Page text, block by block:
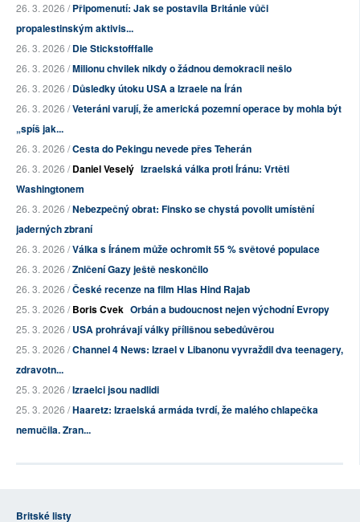
26. 3. 2026 /Připomenutí: Jak se postavila Británie vůči
propalestinským aktivis...
26. 3. 2026 /Die Stickstofffalle
26. 3. 2026 /Milionu chvilek nikdy o žádnou demokracii nešlo
26. 3. 2026 /Důsledky útoku USA a Izraele na Írán
26. 3. 2026 /Veteráni varují, že americká pozemní operace by mohla být
„spíš jak...
26. 3. 2026 /Cesta do Pekingu nevede přes Teherán
26. 3. 2026 /Daniel Veselý Izraelská válka proti Íránu: Vrtěti
Washingtonem
26. 3. 2026 /Nebezpečný obrat: Finsko se chystá povolit umístění
jaderných zbraní
26. 3. 2026 /Válka s Íránem může ochromit 55 % světové populace
26. 3. 2026 /Zničení Gazy ještě neskončilo
26. 3. 2026 /České recenze na film Hlas Hind Rajab
25. 3. 2026 /Boris Cvek Orbán a budoucnost nejen východní Evropy
25. 3. 2026 /USA prohrávají války přílišnou sebedůvěrou
25. 3. 2026 /Channel 4 News: Izrael v Libanonu vyvraždil dva teenagery,
zdravotn...
25. 3. 2026 /Izraelci jsou nadlidi
25. 3. 2026 /Haaretz: Izraelská armáda tvrdí, že malého chlapečka
nemučila. Zran...
Britské listy